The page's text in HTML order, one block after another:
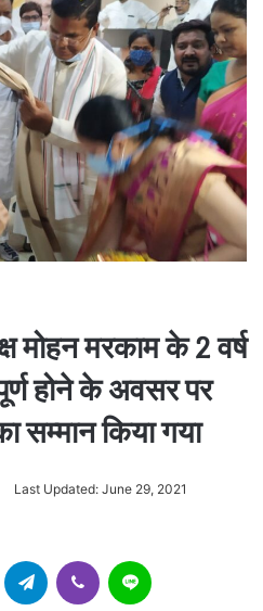
मोहन मरकाम के 2 वर्ष
होने के अवसर पर
सम्मान किया गया
Last Updated: June 29, 2021
WhatsAppTelegram Viber